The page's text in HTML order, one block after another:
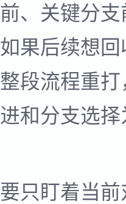
、关键分
果后续想
段流程重
和分支选
只盯着当